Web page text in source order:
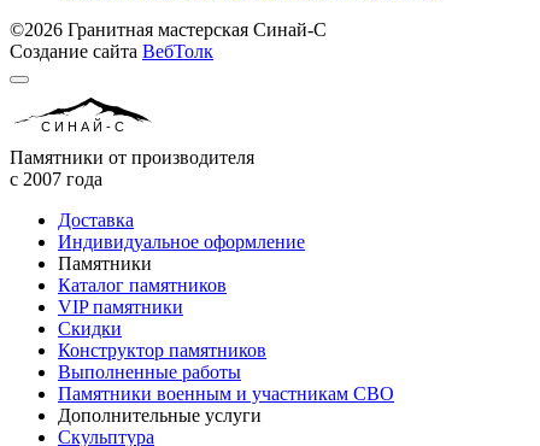
©2026 Гранитная мастерская Синай-С
Создание сайта ВебТолк
СИНАЙ-С
Памятники от производителя
с 2007 года
Доставка
Индивидуальное оформление
Памятники
Каталог памятников
VIP памятники
Скидки
Конструктор памятников
Выполненные работы
Памятники военным и участникам СВО
Дополнительные услуги
Скульптура